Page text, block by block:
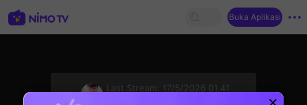
Buka Aplikasi
Last Stream:
17/5/2026 01.41